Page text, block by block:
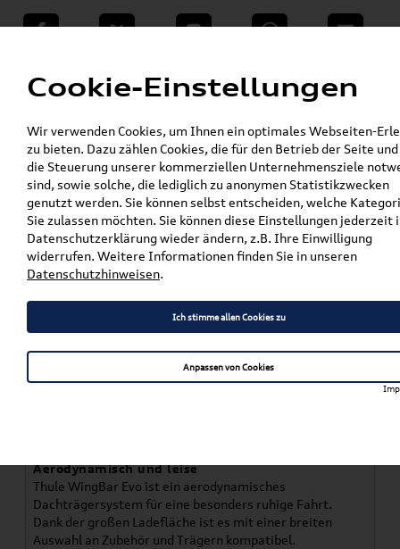
teilen Twitter Instagram WhatsApp E-Mail
VW Shop - VW Originalteile und Zubehör »
Audi Produkte » Audi Original Zubehör »
Transport- & Trägersysteme » Grundträger
» Q8 »
Grundträger für Audi Q8 Sportback e-tron
Grundträger für Audi Q8
Sportback e-tron
Artikelbeschreibung
Aerodynamisch und leise
Thule WingBar Evo ist ein aerodynamisches
Dachträgersystem für eine besonders ruhige Fahrt.
Dank der großen Ladefläche ist es mit einer breiten
Auswahl an Zubehör und Trägern kompatibel.
Cookie-Einstellungen
Wir verwenden Cookies, um Ihnen ein optimales Webseiten-
zu bieten. Dazu zählen Cookies, die für den Betrieb der Seite
die Steuerung unserer kommerziellen Unternehmensziele
sind, sowie solche, die lediglich zu anonymen Statistikzwecken
genutzt werden. Sie können selbst entscheiden, welche
Sie zulassen möchten. Sie können diese Einstellungen jederzeit
Datenschutzerklärung wieder ändern, z.B. Ihre Einwilligung
widerrufen. Weitere Informationen finden Sie in unseren
Datenschutzhinweisen.
Ich stimme allen Cookies zu
Anpassen von Cookies